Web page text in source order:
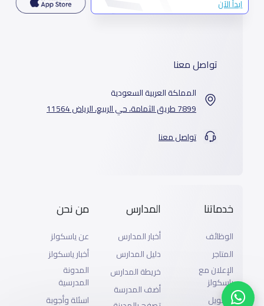
ابدأ الآن
تواصل معنا
المملكة العربية السعودية
7899 طريق الثمامة، حي الربيع، الرياض 11564
تواصل معنا
خدماتنا
الوظائف
المتاجر
الإعلان مع
ياسكولز
التمويل
المدارس
أخبار المدارس
دليل المدارس
خريطة المدارس
أضف المدرسة
من نحن
عن ياسكولز
أخبار ياسكولز
المدونة
المدرسية
اسئلة وأجوبة